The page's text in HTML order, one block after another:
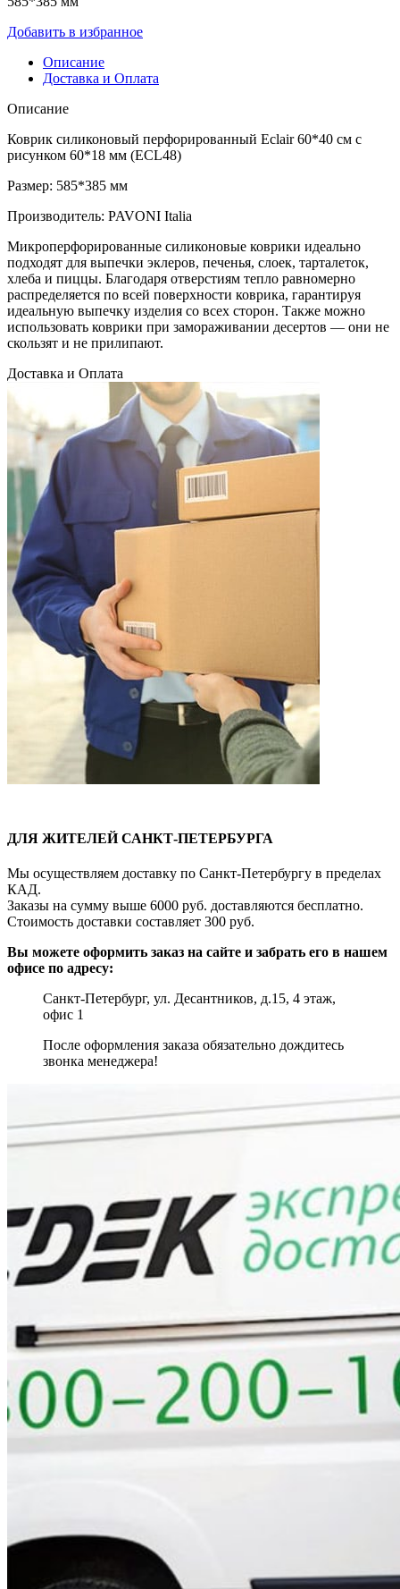
Добавить в избранное
Описание
Доставка и Оплата
Описание
Коврик силиконовый перфорированный Eclair 60*40 см с
рисунком 60*18 мм (ECL48)
Размер: 585*385 мм
Производитель: PAVONI Italia
Микроперфорированные силиконовые коврики идеально
подходят для выпечки эклеров, печенья, слоек, тарталеток,
хлеба и пиццы. Благодаря отверстиям тепло равномерно
распределяется по всей поверхности коврика, гарантируя
идеальную выпечку изделия со всех сторон. Также можно
использовать коврики при замораживании десертов — они не
скользят и не прилипают.
Доставка и Оплата
ДЛЯ ЖИТЕЛЕЙ САНКТ-ПЕТЕРБУРГА
Мы осуществляем доставку по Санкт-Петербургу в пределах
КАД.
Заказы на сумму выше 6000 руб. доставляются бесплатно.
Стоимость доставки составляет 300 руб.
Вы можете оформить заказ на сайте и забрать его в нашем
офисе по адресу:
Санкт-Петербург, ул. Десантников, д.15, 4 этаж,
офис 1
После оформления заказа обязательно дождитесь
звонка менеджера!